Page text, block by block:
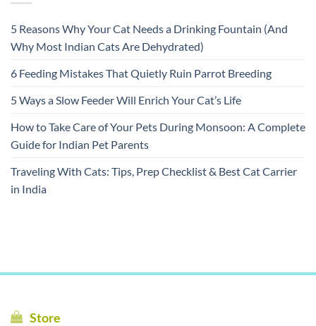
5 Reasons Why Your Cat Needs a Drinking Fountain (And
Why Most Indian Cats Are Dehydrated)
6 Feeding Mistakes That Quietly Ruin Parrot Breeding
5 Ways a Slow Feeder Will Enrich Your Cat’s Life
How to Take Care of Your Pets During Monsoon: A Complete
Guide for Indian Pet Parents
Traveling With Cats: Tips, Prep Checklist & Best Cat Carrier
in India
Store